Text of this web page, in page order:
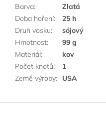
Barva:
Zlatá
Doba hoření:
25 h
Druh vosku:
sójový
Hmotnost:
99 g
Materiál:
kov
Počet knotů:
1
Země výroby: USA